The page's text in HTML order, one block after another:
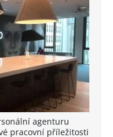
agenturu
pracovní příležitosti